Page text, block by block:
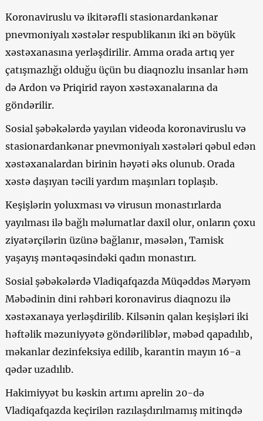
Koronaviruslu və ikitərəfli stasionardankənar
pnevmoniyalı xəstələr respublikanın iki ən böyük
xəstəxanasına yerləşdirilir. Amma orada artıq yer
çatışmazlığı olduğu üçün bu diaqnozlu insanlar həm
də Ardon və Priqirid rayon xəstəxanalarına da
göndərilir.
Sosial şəbəkələrdə yayılan videoda koronaviruslu və
stasionardankənar pnevmoniyalı xəstələri qəbul edən
xəstəxanalardan birinin həyəti əks olunub. Orada
xəstə daşıyan təcili yardım maşınları toplaşıb.
Keşişlərin yoluxması və virusun monastırlarda
yayılması ilə bağlı məlumatlar daxil olur, onların çoxu
ziyatərçilərin üzünə bağlanır, məsələn, Tamisk
yaşayış məntəqəsindəki qadın monastırı.
Sosial şəbəkələrdə Vladiqafqazda Müqəddəs Məryəm
Məbədinin dini rəhbəri koronavirus diaqnozu ilə
xəstəxanaya yerləşdirilib. Kilsənin qalan keşişləri iki
həftəlik məzuniyyətə göndəriliblər, məbəd qapadılıb,
məkanlar dezinfeksiya edilib, karantin mayın 16-a
qədər uzadılıb.
Hakimiyyət bu kəskin artımı aprelin 20-də
Vladiqafqazda keçirilən razılaşdırılmamış mitinqdə